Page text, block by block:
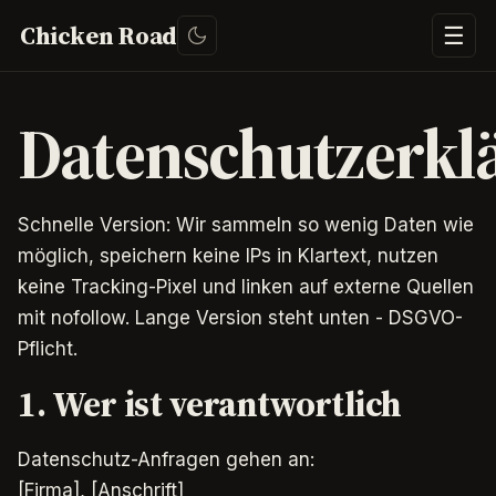
Chicken Road ☰
Schnelle Version: Wir sammeln so wenig Daten wie
möglich, speichern keine IPs in Klartext, nutzen
keine Tracking-Pixel und linken auf externe Quellen
mit nofollow. Lange Version steht unten - DSGVO-
Pflicht.
1. Wer ist verantwortlich
Datenschutz-Anfragen gehen an:
[Firma], [Anschrift]